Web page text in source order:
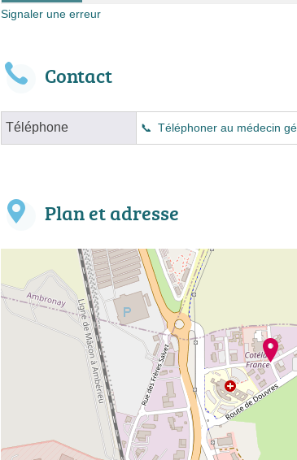
Signaler une erreur
Contact
Téléphone Téléphoner au médecin
Plan et adresse